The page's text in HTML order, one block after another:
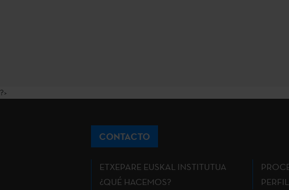
?>
CONTACTO
ETXEPARE EUSKAL INSTITUTUA
¿QUÉ HACEMOS?